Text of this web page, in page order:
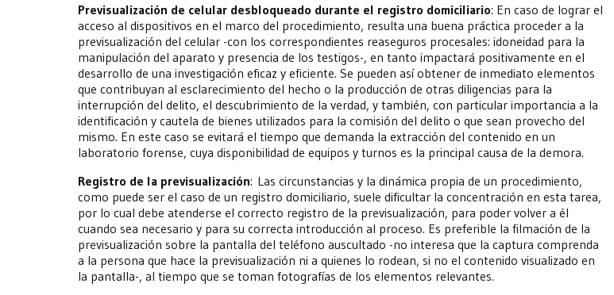
Previsualización de celular desbloqueado durante el registro domiciliario: En caso de lograr el
acceso al dispositivos en el marco del procedimiento, resulta una buena práctica proceder a la
previsualización del celular -con los correspondientes reaseguros procesales: idoneidad para la
manipulación del aparato y presencia de los testigos-, en tanto impactará positivamente en el
desarrollo de una investigación eficaz y eficiente. Se pueden así obtener de inmediato elementos
que contribuyan al esclarecimiento del hecho o la producción de otras diligencias para la
interrupción del delito, el descubrimiento de la verdad, y también, con particular importancia a la
identificación y cautela de bienes utilizados para la comisión del delito o que sean provecho del
mismo. En este caso se evitará el tiempo que demanda la extracción del contenido en un
laboratorio forense, cuya disponibilidad de equipos y turnos es la principal causa de la demora.
Registro de la previsualización: Las circunstancias y la dinámica propia de un procedimiento,
como puede ser el caso de un registro domiciliario, suele dificultar la concentración en esta tarea,
por lo cual debe atenderse el correcto registro de la previsualización, para poder volver a él
cuando sea necesario y para su correcta introducción al proceso. Es preferible la filmación de la
previsualización sobre la pantalla del teléfono auscultado -no interesa que la captura comprenda
a la persona que hace la previsualización ni a quienes lo rodean, si no el contenido visualizado en
la pantalla-, al tiempo que se toman fotografías de los elementos relevantes.